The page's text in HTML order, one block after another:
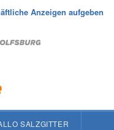
Anzeigen aufgeben
SALZGITTER